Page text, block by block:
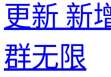
更新 新
群无限